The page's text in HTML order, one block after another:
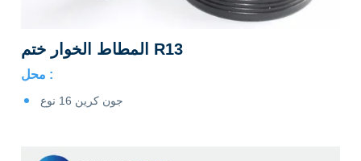
المطاط الخوار ختم R13
محل :
جون كرين 16 نوع